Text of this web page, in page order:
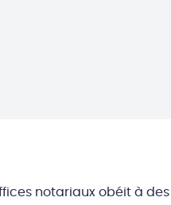
notariaux obéit à